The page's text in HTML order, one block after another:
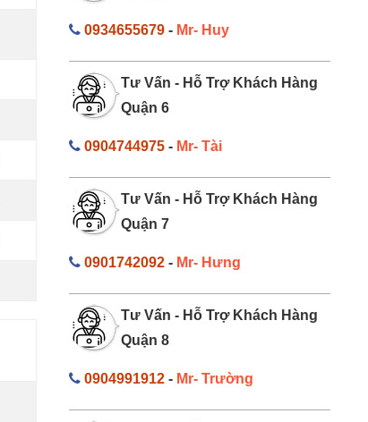
0934655679- Mr- Huy
Tư Vấn - Hỗ Trợ Khách Hàng
Quận 6
0904744975- Mr- Tài
Tư Vấn - Hỗ Trợ Khách Hàng
Quận 7
0901742092- Mr- Hưng
Tư Vấn - Hỗ Trợ Khách Hàng
Quận 8
0904991912- Mr- Trường